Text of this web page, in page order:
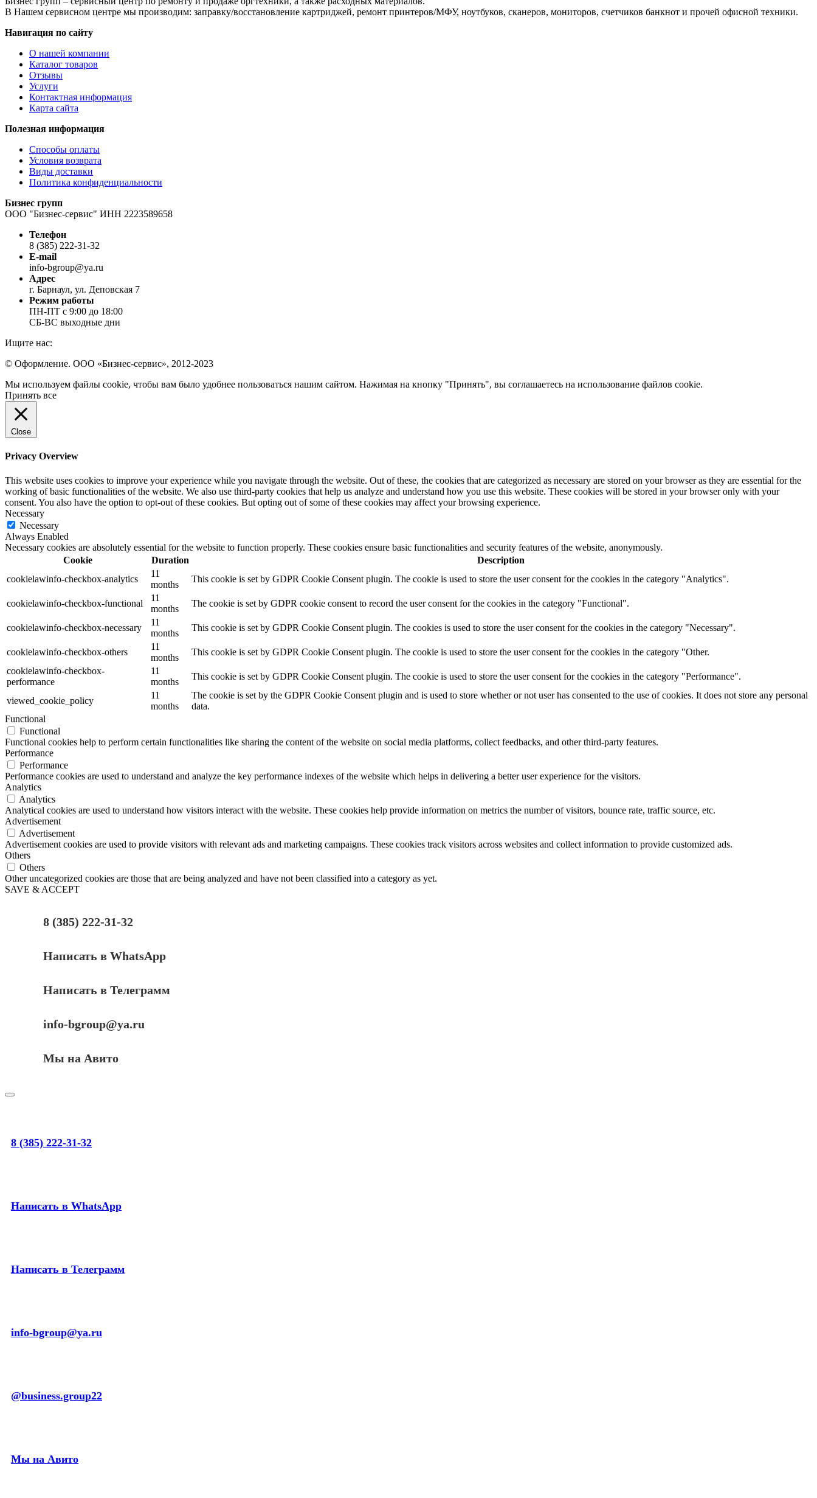
В Нашем сервисном центре мы производим: заправку/восстановление картриджей, ремонт принтеров/МФУ, ноутбуков, сканеров, мониторов, счетчиков банкнот и прочей офисной техники.
Навигация по сайту
О нашей компании
Каталог товаров
Отзывы
Услуги
Контактная информация
Карта сайта
Полезная информация
Способы оплаты
Условия возврата
Виды доставки
Политика конфиденциальности
Бизнес групп
ООО "Бизнес-сервис" ИНН 2223589658
Телефон
8 (385) 222-31-32
E-mail
info-bgroup@ya.ru
Адрес
г. Барнаул, ул. Деповская 7
Режим работы
ПН-ПТ с 9:00 до 18:00
СБ-ВС выходные дни
Ищите нас:
Страница
открывается
в
новом
окне
Страница
открывается
в
новом
окне
Страница
открывается
в
новом
окне
© Оформление. ООО «Бизнес-сервис», 2012-2023
Вверх
Мы используем файлы cookie, чтобы вам было удобнее пользоваться нашим сайтом. Нажимая на кнопку "Принять", вы соглашаетесь на использование файлов cookie.
Принять все
Close
Privacy Overview
This website uses cookies to improve your experience while you navigate through the website. Out of these, the cookies that are categorized as necessary are stored on your browser as they are essential for the
working of basic functionalities of the website. We also use third-party cookies that help us analyze and understand how you use this website. These cookies will be stored in your browser only with your
consent. You also have the option to opt-out of these cookies. But opting out of some of these cookies may affect your browsing experience.
Necessary
Necessary
Always Enabled
Necessary cookies are absolutely essential for the website to function properly. These cookies ensure basic functionalities and security features of the website, anonymously.
Cookie
Duration
Description
cookielawinfo-checkbox-analytics
11
months
This cookie is set by GDPR Cookie Consent plugin. The cookie is used to store the user consent for the cookies in the category "Analytics".
cookielawinfo-checkbox-functional
11
months
The cookie is set by GDPR cookie consent to record the user consent for the cookies in the category "Functional".
cookielawinfo-checkbox-necessary
11
months
This cookie is set by GDPR Cookie Consent plugin. The cookies is used to store the user consent for the cookies in the category "Necessary".
cookielawinfo-checkbox-others
11
months
This cookie is set by GDPR Cookie Consent plugin. The cookie is used to store the user consent for the cookies in the category "Other.
cookielawinfo-checkbox-
performance
11
months
This cookie is set by GDPR Cookie Consent plugin. The cookie is used to store the user consent for the cookies in the category "Performance".
viewed_cookie_policy
11
months
The cookie is set by the GDPR Cookie Consent plugin and is used to store whether or not user has consented to the use of cookies. It does not store any personal
data.
Functional
Functional
Functional cookies help to perform certain functionalities like sharing the content of the website on social media platforms, collect feedbacks, and other third-party features.
Performance
Performance
Performance cookies are used to understand and analyze the key performance indexes of the website which helps in delivering a better user experience for the visitors.
Analytics
Analytics
Analytical cookies are used to understand how visitors interact with the website. These cookies help provide information on metrics the number of visitors, bounce rate, traffic source, etc.
Advertisement
Advertisement
Advertisement cookies are used to provide visitors with relevant ads and marketing campaigns. These cookies track visitors across websites and collect information to provide customized ads.
Others
Others
Other uncategorized cookies are those that are being analyzed and have not been classified into a category as yet.
SAVE & ACCEPT
8 (385) 222-31-32
Написать в WhatsApp
Написать в Телеграмм
info-bgroup@ya.ru
Мы на Авито
8 (385) 222-31-32
Написать в WhatsApp
Написать в Телеграмм
info-bgroup@ya.ru
@business.group22
Мы на Авито